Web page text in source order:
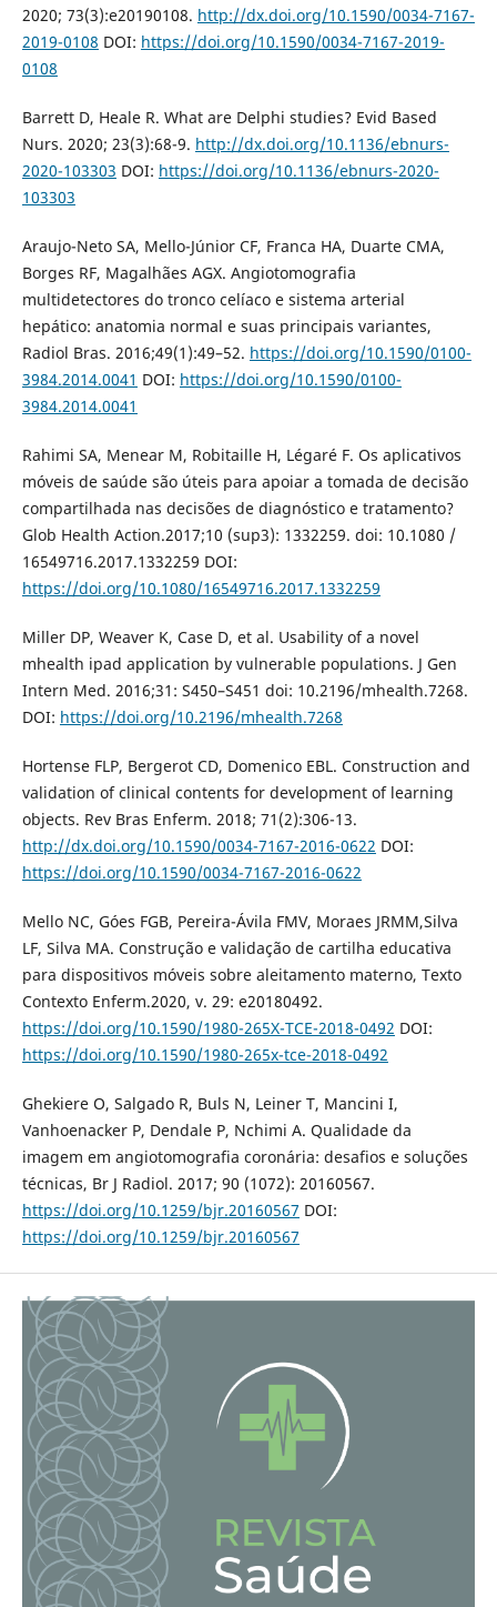
2020; 73(3):e20190108. http://dx.doi.org/10.1590/0034-7167-
2019-0108 DOI: https://doi.org/10.1590/0034-7167-2019-
0108
Barrett D, Heale R. What are Delphi studies? Evid Based
Nurs. 2020; 23(3):68-9. http://dx.doi.org/10.1136/ebnurs-
2020-103303 DOI: https://doi.org/10.1136/ebnurs-2020-
103303
Araujo-Neto SA, Mello-Júnior CF, Franca HA, Duarte CMA,
Borges RF, Magalhães AGX. Angiotomografia
multidetectores do tronco celíaco e sistema arterial
hepático: anatomia normal e suas principais variantes,
Radiol Bras. 2016;49(1):49–52. https://doi.org/10.1590/0100-
3984.2014.0041 DOI: https://doi.org/10.1590/0100-
3984.2014.0041
Rahimi SA, Menear M, Robitaille H, Légaré F. Os aplicativos
móveis de saúde são úteis para apoiar a tomada de decisão
compartilhada nas decisões de diagnóstico e tratamento?
Glob Health Action.2017;10 (sup3): 1332259. doi: 10.1080 /
16549716.2017.1332259 DOI:
https://doi.org/10.1080/16549716.2017.1332259
Miller DP, Weaver K, Case D, et al. Usability of a novel
mhealth ipad application by vulnerable populations. J Gen
Intern Med. 2016;31: S450–S451 doi: 10.2196/mhealth.7268.
DOI: https://doi.org/10.2196/mhealth.7268
Hortense FLP, Bergerot CD, Domenico EBL. Construction and
validation of clinical contents for development of learning
objects. Rev Bras Enferm. 2018; 71(2):306-13.
http://dx.doi.org/10.1590/0034-7167-2016-0622 DOI:
https://doi.org/10.1590/0034-7167-2016-0622
Mello NC, Góes FGB, Pereira-Ávila FMV, Moraes JRMM,Silva
LF, Silva MA. Construção e validação de cartilha educativa
para dispositivos móveis sobre aleitamento materno, Texto
Contexto Enferm.2020, v. 29: e20180492.
https://doi.org/10.1590/1980-265X-TCE-2018-0492 DOI:
https://doi.org/10.1590/1980-265x-tce-2018-0492
Ghekiere O, Salgado R, Buls N, Leiner T, Mancini I,
Vanhoenacker P, Dendale P, Nchimi A. Qualidade da
imagem em angiotomografia coronária: desafios e soluções
técnicas, Br J Radiol. 2017; 90 (1072): 20160567.
https://doi.org/10.1259/bjr.20160567 DOI:
https://doi.org/10.1259/bjr.20160567